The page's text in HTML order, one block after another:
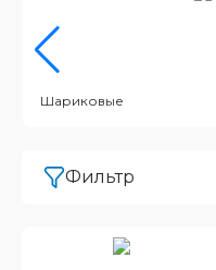
Шариковые
Фильтр